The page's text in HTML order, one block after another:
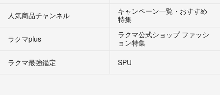
人気商品チャンネル
キャンペーン一覧・おすすめ
特集
ラクマplus
ラクマ公式ショップ ファッシ
ョン特集
ラクマ最強鑑定
SPU